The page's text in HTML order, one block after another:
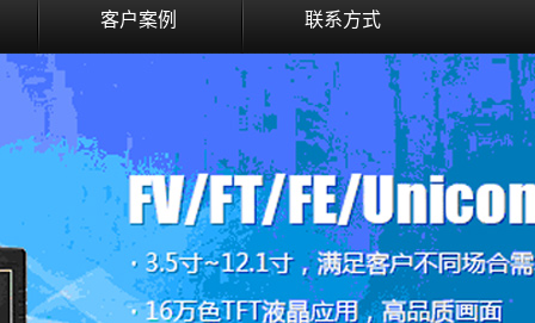
客户案例 联系方式